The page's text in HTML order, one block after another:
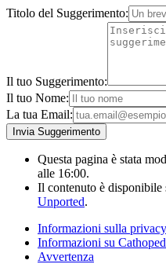
Titolo del Suggerimento:
Il tuo Suggerimento:
Il tuo Nome:
La tua Email:
Questa pagina è stata
alle 16:00.
Il contenuto è disponibile
Unported.
Informazioni sulla privacy
Informazioni su
Avvertenza